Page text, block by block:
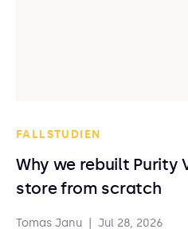
FALLSTUDIEN
Why we rebuilt Purity
store from scratch
Tomas Janu Jul 28, 2026